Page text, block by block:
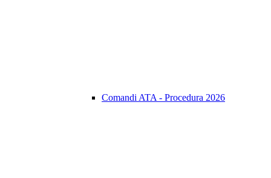
Comandi ATA - Procedura 2026